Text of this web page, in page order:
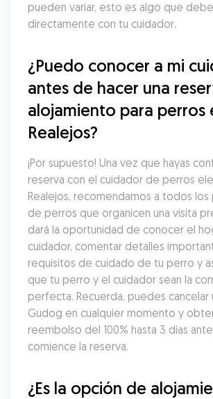
pueden variar, esto es algo que
directamente con tu cuidador.
¿Puedo conocer a mi
antes de hacer una
alojamiento para perros
Realejos?
¡Por supuesto! Una vez que hayas
reserva con el cuidador de perros
Realejos, recomendamos a todos
de perros que organicen una visita
dará la oportunidad de conocer el
cuidador, comentar detalles
requisitos de cuidado de tu perro y
que tu perro y el cuidador sean la
perfecta. Recuerda, puedes cancelar
Gudog en cualquier momento y
reembolso del 100% hasta 3 días
comience la reserva.
¿Es la opción de